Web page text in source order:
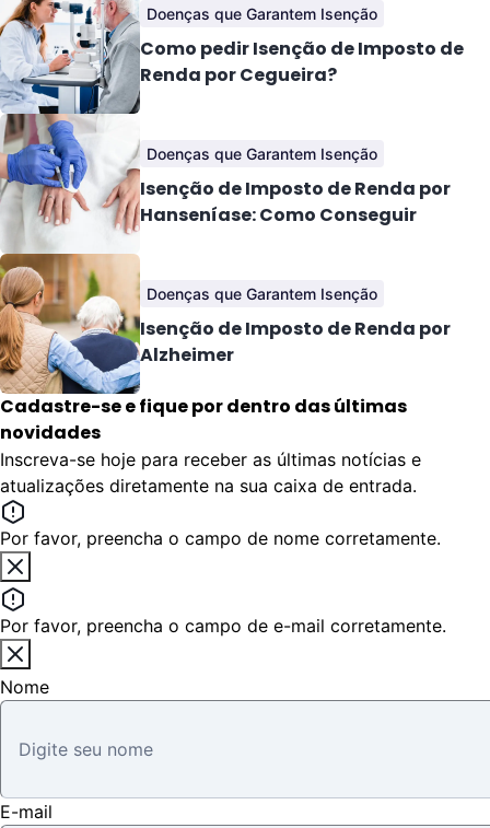
Doenças que Garantem Isenção
Como pedir Isenção de Imposto de
Renda por Cegueira?
Doenças que Garantem Isenção
Isenção de Imposto de Renda por
Hanseníase: Como Conseguir
Doenças que Garantem Isenção
Isenção de Imposto de Renda por
Alzheimer
Cadastre-se e fique por dentro das últimas
novidades
Inscreva-se hoje para receber as últimas notícias e
atualizações diretamente na sua caixa de entrada.
Por favor, preencha o campo de nome corretamente.
Por favor, preencha o campo de e-mail corretamente.
Nome
E-mail